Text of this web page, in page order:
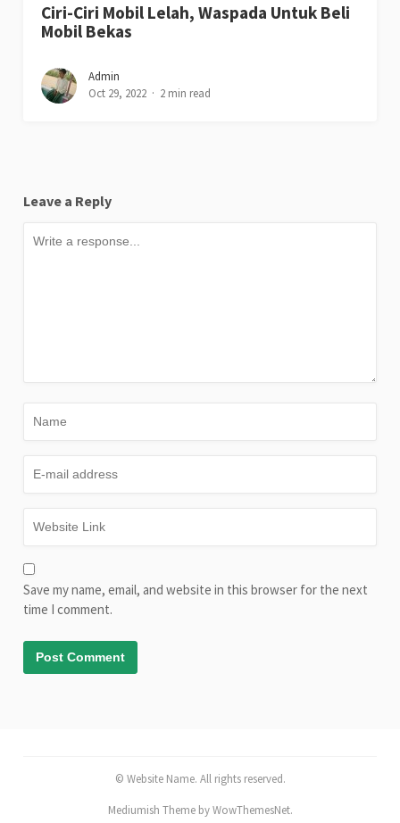
Ciri-Ciri Mobil Lelah, Waspada Untuk Beli
Mobil Bekas
Admin
Oct 29, 2022
2 min read
Leave a Reply
Save my name, email, and website in this browser for the next
time I comment.
© Website Name. All rights reserved.
Mediumish Theme by WowThemesNet.